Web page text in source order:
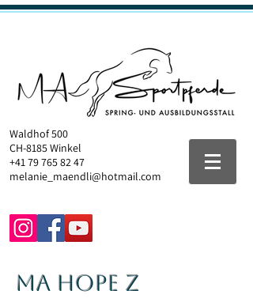
Waldhof 500
CH-8185 Winkel
+41 79 765 82 47
melanie_maendli@hotmail.com
MA Hope Z